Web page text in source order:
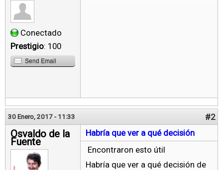
Conectado
Prestigio: 100
Send Email
30 Enero, 2017 - 11:33 #2
Osvaldo de la
Fuente
Habría que ver a qué decisión
Encontraron esto útil
Habría que ver a qué decisión de